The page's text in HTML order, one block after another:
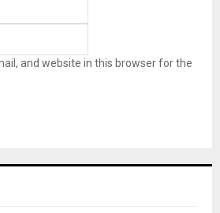
and website in this browser for the